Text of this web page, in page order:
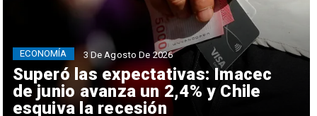
Superó las expectativas: Imacec
de junio avanza un 2,4% y Chile
esquiva la recesión
ECONOMÍA 3 De Agosto De 2026